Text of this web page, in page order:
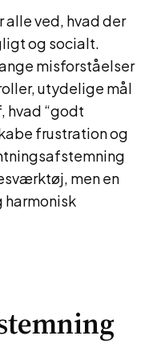
alle ved, hvad der
og socialt.
misforståelser
utydelige mål
hvad “godt
frustration og
men en